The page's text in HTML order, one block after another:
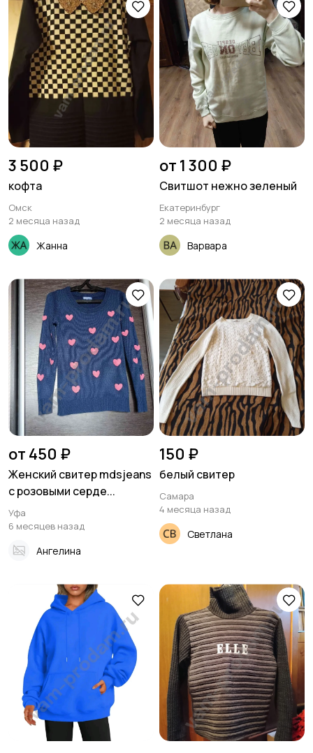
3 500 ₽
кофта
Омск
2 месяца назад
Жанна
от 1 300 ₽
Свитшот нежно зеленый
Екатеринбург
2 месяца назад
Варвара
от 450 ₽
Женский свитер mdsjeans
с розовыми серде...
Уфа
6 месяцев назад
Ангелина
150 ₽
белый свитер
Самара
4 месяца назад
Светлана